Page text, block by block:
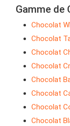
Gamme de
Chocolat
Chocolat
Chocolat
Chocolat
Chocolat
Chocolat
Chocolat
Chocolat